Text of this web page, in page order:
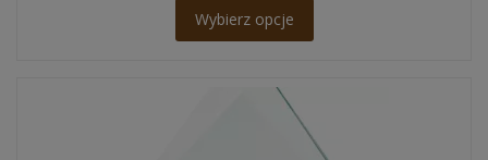
Wybierz opcje